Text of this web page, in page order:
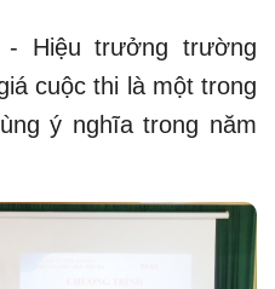
- Hiệu trưởng trường
cuộc thi là một trong
ý nghĩa trong năm